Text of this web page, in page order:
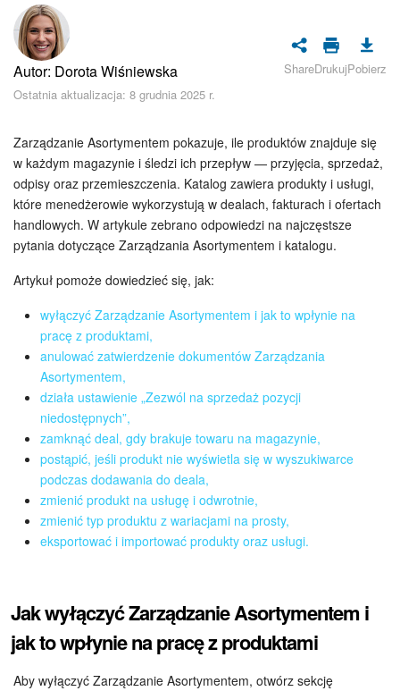
Bezpieczeństwo w Bitrix24
Rejestracja i autoryzacja
Poczta
Zadania i projekty
CRM
Dysk
Kalendarz
Komunikator Bitrix24
Jak zacząć
Grupy robocze
Bitrix24 Market
Strony internetowe
Firma
Marketing
Autor: Dorota Wiśniewska
Ostatnia aktualizacja: 8 grudnia 2025 r.
ShareDrukujPobierz
Zarządzanie Asortymentem pokazuje, ile produktów znajduje się
w każdym magazynie i śledzi ich przepływ — przyjęcia, sprzedaż,
odpisy oraz przemieszczenia. Katalog zawiera produkty i usługi,
które menedżerowie wykorzystują w dealach, fakturach i ofertach
handlowych. W artykule zebrano odpowiedzi na najczęstsze
pytania dotyczące Zarządzania Asortymentem i katalogu.
Artykuł pomoże dowiedzieć się, jak:
wyłączyć Zarządzanie Asortymentem i jak to wpłynie na
pracę z produktami,
anulować zatwierdzenie dokumentów Zarządzania
Asortymentem,
działa ustawienie „Zezwól na sprzedaż pozycji
niedostępnych”,
zamknąć deal, gdy brakuje towaru na magazynie,
postąpić, jeśli produkt nie wyświetla się w wyszukiwarce
podczas dodawania do deala,
zmienić produkt na usługę i odwrotnie,
zmienić typ produktu z wariacjami na prosty,
eksportować i importować produkty oraz usługi.
Jak wyłączyć Zarządzanie Asortymentem i
jak to wpłynie na pracę z produktami
Aby wyłączyć Zarządzanie Asortymentem, otwórz sekcję